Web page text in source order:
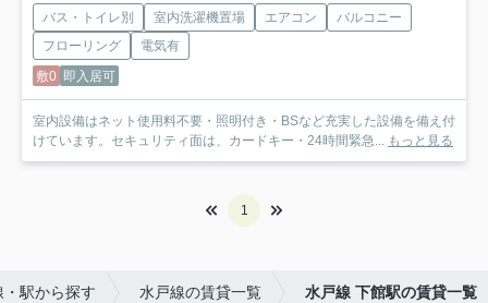
バス・トイレ別 室内洗濯機置場 エアコン
バルコニー
フローリング
電気有
敷0 即入居可
室内設備はネット使用料不要・照明付き・BSなど充実した設備を備え付
けています。セキュリティ面は、カードキー・24時間緊急... もっと見る
1
・駅から探す 水戸線の賃貸一覧 水戸線 下館駅の賃貸一覧